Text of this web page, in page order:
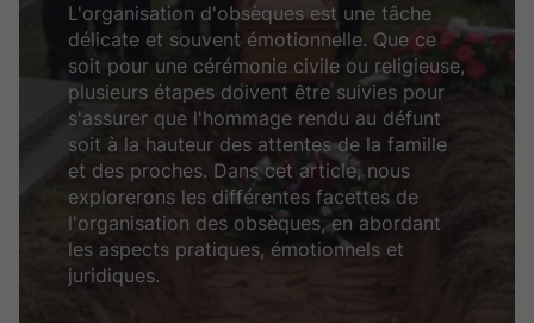
L'organisation d'obsèques est une tâche
délicate et souvent émotionnelle. Que ce
soit pour une cérémonie civile ou religieuse,
plusieurs étapes doivent être suivies pour
s'assurer que l'hommage rendu au défunt
soit à la hauteur des attentes de la famille
et des proches. Dans cet article, nous
explorerons les différentes facettes de
l'organisation des obsèques, en abordant
les aspects pratiques, émotionnels et
juridiques.